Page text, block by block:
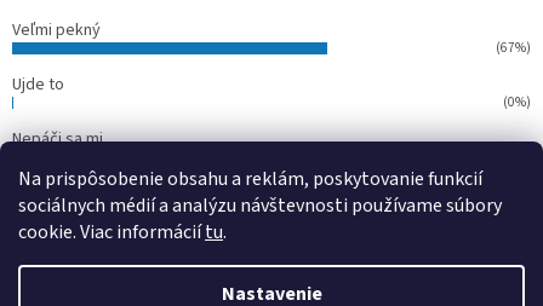
Na prispôsobenie obsahu a reklám, poskytovanie funkcií
sociálnych médií a analýzu návštevnosti používame súbory
cookie. Viac informáciítu.
Nastavenie
Veľmi pekný
(67%)
Ujde to
(0%)
Nepáči sa mi
Počet hlasov: 15